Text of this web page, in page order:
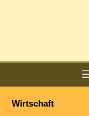
Wirtschaft